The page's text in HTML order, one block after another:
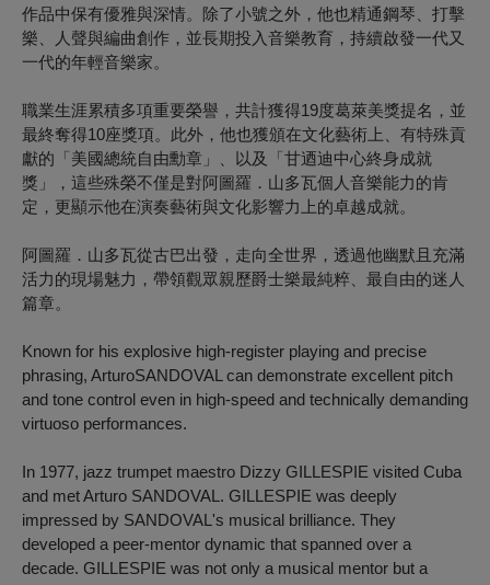
作品中保有優雅與深情。除了小號之外，他也精通鋼琴、打擊
樂、人聲與編曲創作，並長期投入音樂教育，持續啟發一代又
一代的年輕音樂家。
職業生涯累積多項重要榮譽，共計獲得19度葛萊美獎提名，並
最終奪得10座獎項。此外，他也獲頒在文化藝術上、有特殊貢
獻的「美國總統自由勳章」、以及「甘迺迪中心終身成就
獎」，這些殊榮不僅是對阿圖羅．山多瓦個人音樂能力的肯
定，更顯示他在演奏藝術與文化影響力上的卓越成就。
阿圖羅．山多瓦從古巴出發，走向全世界，透過他幽默且充滿
活力的現場魅力，帶領觀眾親歷爵士樂最純粹、最自由的迷人
篇章。
Known for his explosive high-register playing and precise
phrasing, ArturoSANDOVAL can demonstrate excellent pitch
and tone control even in high-speed and technically demanding
virtuoso performances.
In 1977, jazz trumpet maestro Dizzy GILLESPIE visited Cuba
and met Arturo SANDOVAL. GILLESPIE was deeply
impressed by SANDOVAL's musical brilliance. They
developed a peer-mentor dynamic that spanned over a
decade. GILLESPIE was not only a musical mentor but a